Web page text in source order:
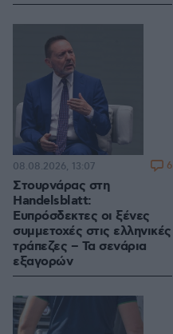
Στουρνάρας στη
Handelsblatt:
Ευπρόσδεκτες οι ξένες
συμμετοχές στις ελληνικές
τράπεζες – Τα σενάρια
εξαγορών
08.08.2026, 13:07 6